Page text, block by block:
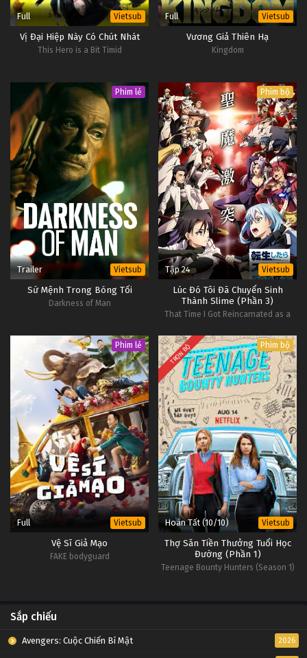
Full Vietsub
Vị Đại Hiệp Này Có Chút Nhát
This Hero is a Bit Timid
Full Vietsub
Vương Giả Thiên Hạ
Kingdom
Phim lẻ
Trailer Vietsub
Sứ Mệnh Trong Bóng Tối
Darkness of Man
Phim bộ
Tập 24 Vietsub
Lúc Đó Tôi Đã Chuyển Sinh
Thành Slime (Phần 3)
That Time I Got Reincarnated as a
Phim lẻ
Full Vietsub
Vệ Sĩ Giả Mạo
FAKE bodyguard
TRỌN BỘ Phim bộ
Hoàn Tất (10/10) Vietsub
Thợ Săn Tiền Thưởng Tuổi Học
Đường (Phần 1)
Teenage Bounty Hunters (Season 1)
Sắp chiếu
Avengers: Cuộc Chiến Bí Mật 2026